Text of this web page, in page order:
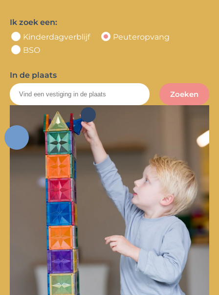
Ik zoek een:
Kinderdagverblijf
Peuteropvang
BSO
In de plaats